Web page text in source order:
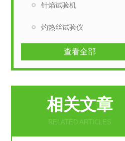
针焰试验机
灼热丝试验仪
查看全部
相关文章
RELATED ARTICLES